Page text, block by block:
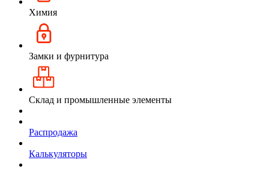
Химия
Замки и фурнитура
Склад и промышленные элементы
Распродажа
Калькуляторы